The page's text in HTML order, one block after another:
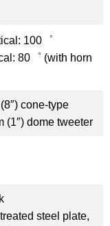
100゜
80゜ (with horn
cone-type
(1″) dome tweeter
steel plate,